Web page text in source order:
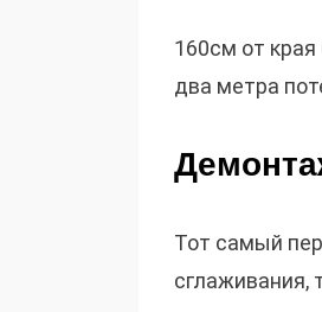
160см от
два метра
Тот самый